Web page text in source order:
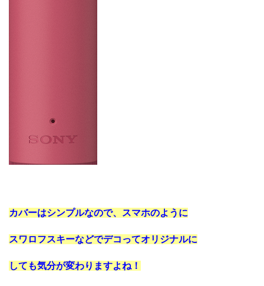
カバーはシンプルなので、スマホのように
スワロフスキーなどでデコってオリジナルに
しても気分が変わりますよね！